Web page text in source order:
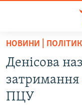
Перейти
основного
матеріалу
Перейти
до
ВСЕ ЗА ДОБУ
СТАТТІ
НОВИНИ |
Денісова
ПЦУ